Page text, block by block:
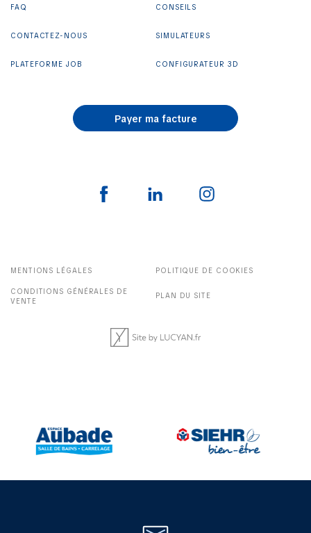
FAQ
CONTACTEZ-NOUS
PLATEFORME JOB
CONSEILS
SIMULATEURS
CONFIGURATEUR 3D
Payer ma facture
MENTIONS LÉGALES POLITIQUE DE COOKIES
CONDITIONS GÉNÉRALES DE
VENTE
PLAN DU SITE